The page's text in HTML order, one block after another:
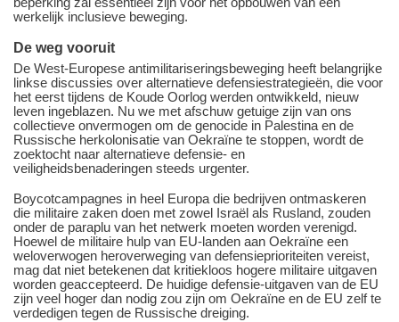
werkelijk inclusieve beweging.
De weg vooruit
De West-Europese antimilitariseringsbeweging heeft belangrijke
linkse discussies over alternatieve defensiestrategieën, die voor
het eerst tijdens de Koude Oorlog werden ontwikkeld, nieuw
leven ingeblazen. Nu we met afschuw getuige zijn van ons
collectieve onvermogen om de genocide in Palestina en de
Russische herkolonisatie van Oekraïne te stoppen, wordt de
zoektocht naar alternatieve defensie- en
veiligheidsbenaderingen steeds urgenter.
Boycotcampagnes in heel Europa die bedrijven ontmaskeren
die militaire zaken doen met zowel Israël als Rusland, zouden
onder de paraplu van het netwerk moeten worden verenigd.
Hoewel de militaire hulp van EU-landen aan Oekraïne een
weloverwogen heroverweging van defensieprioriteiten vereist,
mag dat niet betekenen dat kritiekloos hogere militaire uitgaven
worden geaccepteerd. De huidige defensie-uitgaven van de EU
zijn veel hoger dan nodig zou zijn om Oekraïne en de EU zelf te
verdedigen tegen de Russische dreiging.